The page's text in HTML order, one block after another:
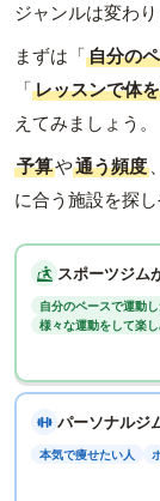
ジャンルは変わり
まずは「自分の
「レッスンで体
えてみましょう。
予算や通う頻度 、
に合う施設を探し
スポーツジム
自分のペースで運動
様々な運動をして楽
パーソナルジ
本気で痩せたい人